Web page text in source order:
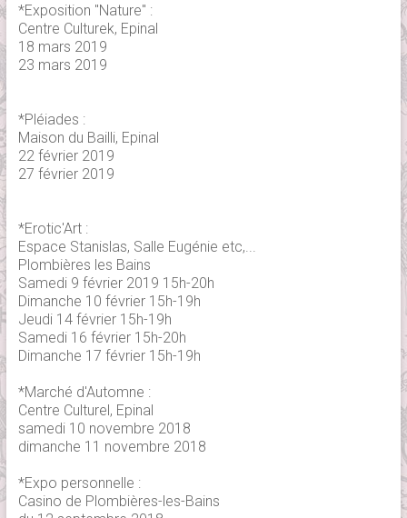
*Exposition "Nature" :
Centre Culturek, Epinal
18 mars 2019
23 mars 2019
*Pléiades :
Maison du Bailli, Epinal
22 février 2019
27 février 2019
*Erotic'Art :
Espace Stanislas, Salle Eugénie etc,...
Plombières les Bains
Samedi 9 février 2019 15h-20h
Dimanche 10 février 15h-19h
Jeudi 14 février 15h-19h
Samedi 16 février 15h-20h
Dimanche 17 février 15h-19h
*Marché d'Automne :
Centre Culturel, Epinal
samedi 10 novembre 2018
dimanche 11 novembre 2018
*Expo personnelle :
Casino de Plombières-les-Bains